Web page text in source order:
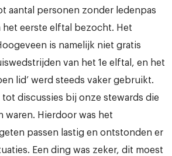
aantal personen zonder ledenpas
het eerste elftal bezocht. Het
is namelijk niet gratis
van het 1e elftal, en het
lid’ werd steeds vaker gebruikt.
discussies bij onze stewards die
waren. Hierdoor was het
passen lastig en ontstonden er
. Een ding was zeker, dit moest